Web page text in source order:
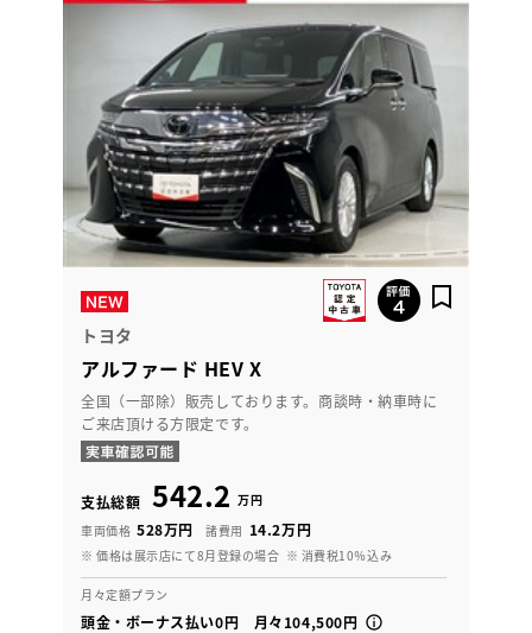
トヨタ
アルファード HEV X
全国（一部除）販売しております。商談時・納車時に
ご来店頂ける方限定です。
支払総額 542.2 万円
車両価格 528万円 諸費用 14.2万円
※ 価格は展示店にて8月登録の場合 ※ 消費税10％込み
月々定額プラン
頭金・ボーナス払い0円 月々104,500円